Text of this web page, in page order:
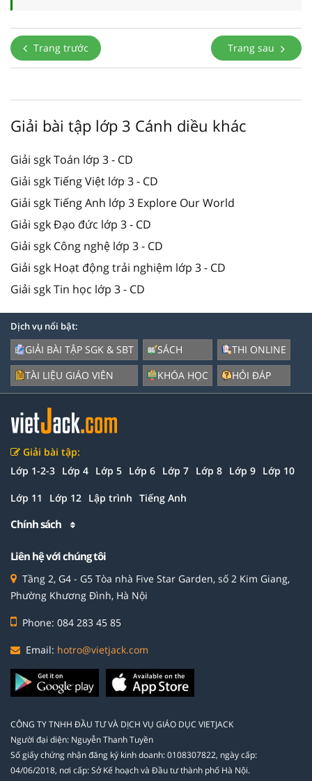
Trang trước Trang sau
Giải bài tập lớp 3 Cánh diều khác
Giải sgk Toán lớp 3 - CD
Giải sgk Tiếng Việt lớp 3 - CD
Giải sgk Tiếng Anh lớp 3 Explore Our World
Giải sgk Đạo đức lớp 3 - CD
Giải sgk Công nghệ lớp 3 - CD
Giải sgk Hoạt động trải nghiệm lớp 3 - CD
Giải sgk Tin học lớp 3 - CD
Dịch vụ nổi bật:
GIẢI BÀI TẬP SGK & SBT
TÀI LIỆU GIÁO VIÊN
SÁCH
KHÓA HỌC
THI ONLINE
HỎI ĐÁP
Giải bài tập:
Lớp 1-2-3 Lớp 4 Lớp 5 Lớp 6 Lớp 7 Lớp 8 Lớp 9 Lớp 10
Lớp 11 Lớp 12 Lập trình Tiếng Anh
Chính sách
Liên hệ với chúng tôi
Tầng 2, G4 - G5 Tòa nhà Five Star Garden, số 2 Kim Giang,
Phường Khương Đình, Hà Nội
Phone: 084 283 45 85
Email: hotro@vietjack.com
CÔNG TY TNHH ĐẦU TƯ VÀ DỊCH VỤ GIÁO DỤC VIETJACK
Người đại diện: Nguyễn Thanh Tuyền
Số giấy chứng nhận đăng ký kinh doanh: 0108307822, ngày cấp:
04/06/2018, nơi cấp: Sở Kế hoạch và Đầu tư thành phố Hà Nội.